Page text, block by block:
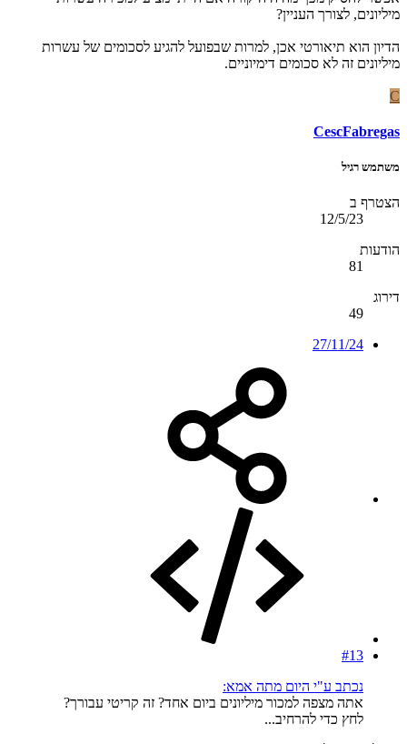
מיליונים, לצורך העניין?
הדיון הוא תיאורטי אכן, למרות שבפועל להגיע לסכומים של עשרות
מיליונים זה לא סכומים דימיוניים.
C
CescFabregas
משתמש רגיל
הצטרף ב
12/5/23
הודעות
81
דירוג
49
27/11/24
#13
נכתב ע"י היום מתה אמא:
אתה מצפה למכור מיליונים ביום אחד? זה קריטי עבורך?
לחץ כדי להרחיב...